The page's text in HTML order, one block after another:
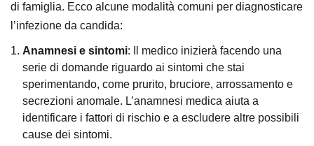
di famiglia. Ecco alcune modalità comuni per diagnosticare
l’infezione da candida:
Anamnesi e sintomi: Il medico inizierà facendo una
serie di domande riguardo ai sintomi che stai
sperimentando, come prurito, bruciore, arrossamento e
secrezioni anomale. L’anamnesi medica aiuta a
identificare i fattori di rischio e a escludere altre possibili
cause dei sintomi.